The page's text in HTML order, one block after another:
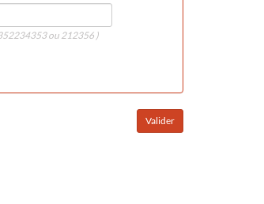
ou 212356 )